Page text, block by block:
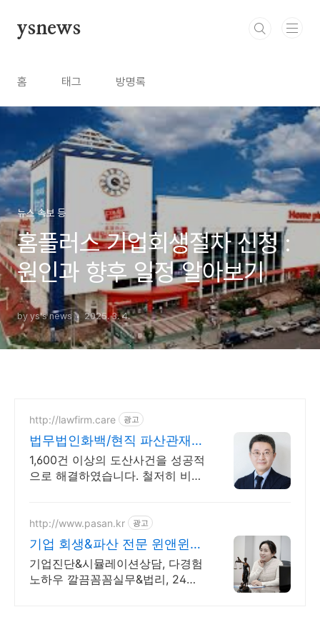
ysnews
홈 태그 방명록
뉴스 속보 등
홈플러스 기업회생절차 신청 :
원인과 향후 일정 알아보기
by ys's news 2025. 3. 4.
http://lawfirm.care 광고
법무법인화백/현직 파산관재인
더 유리한 답을 드리겠습니다
1,600건 이상의 도산사건을 성공적
으로 해결하였습니다. 철저히 비밀
http://www.pasan.kr 광고
기업 회생&파산 전문 윈앤윈
재무법학&법경영학접근 솔루
션
기업진단&시뮬레이션상담, 다경험
노하우 깔끔꼼꼼실무&법리, 24시